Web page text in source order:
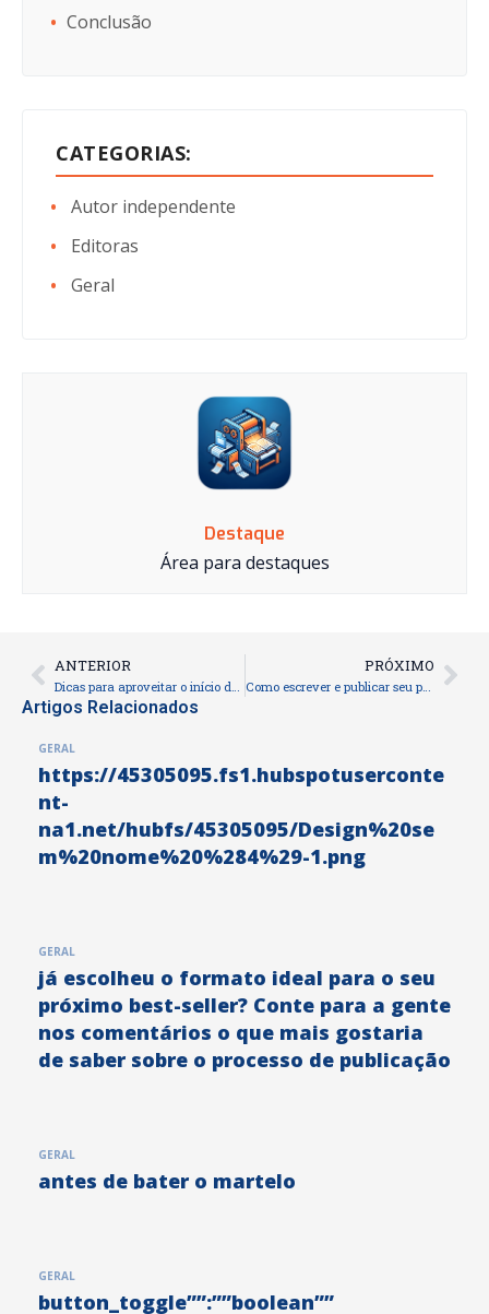
Conclusão
CATEGORIAS:
Autor independente
Editoras
Geral
Destaque
Área para destaques
Prev
ANTERIOR PRÓXIMO
Como escrever e publicar seu primeiro livro infantil
Artigos Relacionados
GERAL
https://45305095.fs1.hubspotuserconte
nt-
na1.net/hubfs/45305095/Design%20se
m%20nome%20%284%29-1.png
GERAL
já escolheu o formato ideal para o seu
próximo best-seller? Conte para a gente
nos comentários o que mais gostaria
de saber sobre o processo de publicação
GERAL
antes de bater o martelo
GERAL
button_toggle””:””boolean””